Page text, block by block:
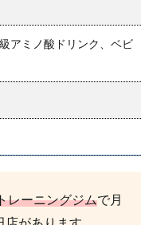
アミノ酸ドリンク、ベビ
レーニングジムで月